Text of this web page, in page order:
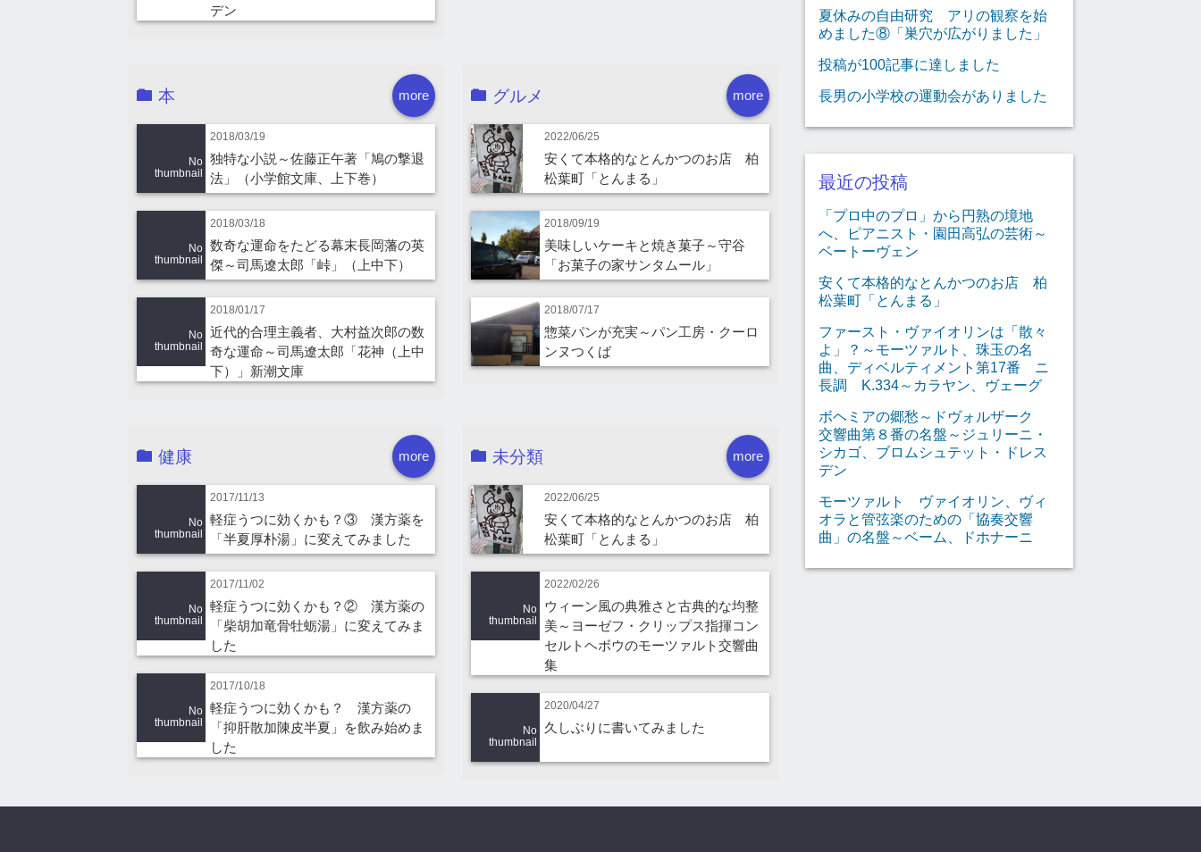
デン
more
本
No
thumbnail
2018/03/19
独特な小説～佐藤正午著「鳩の撃退
法」（小学館文庫、上下巻）
No
thumbnail
2018/03/18
数奇な運命をたどる幕末長岡藩の英
傑～司馬遼太郎「峠」（上中下）
No
thumbnail
2018/01/17
近代的合理主義者、大村益次郎の数
奇な運命～司馬遼太郎「花神（上中
下）」新潮文庫
more
グルメ
2022/06/25
安くて本格的なとんかつのお店 柏
松葉町「とんまる」
2018/09/19
美味しいケーキと焼き菓子～守谷
「お菓子の家サンタムール」
2018/07/17
惣菜パンが充実～パン工房・クーロ
ンヌつくば
more
健康
No
thumbnail
2017/11/13
軽症うつに効くかも？③ 漢方薬を
「半夏厚朴湯」に変えてみました
No
thumbnail
2017/11/02
軽症うつに効くかも？② 漢方薬の
「柴胡加竜骨牡蛎湯」に変えてみま
した
No
thumbnail
2017/10/18
軽症うつに効くかも？ 漢方薬の
「抑肝散加陳皮半夏」を飲み始めま
した
more
未分類
2022/06/25
安くて本格的なとんかつのお店 柏
松葉町「とんまる」
No
thumbnail
2022/02/26
ウィーン風の典雅さと古典的な均整
美～ヨーゼフ・クリップス指揮コン
セルトヘボウのモーツァルト交響曲
集
No
thumbnail
2020/04/27
久しぶりに書いてみました
夏休みの自由研究 アリの観察を始
めました⑧「巣穴が広がりました」
投稿が100記事に達しました
長男の小学校の運動会がありました
最近の投稿
「プロ中のプロ」から円熟の境地
へ、ピアニスト・園田高弘の芸術～
ベートーヴェン
安くて本格的なとんかつのお店 柏
松葉町「とんまる」
ファースト・ヴァイオリンは「散々
よ」？～モーツァルト、珠玉の名
曲、ディベルティメント第17番 ニ
長調 K.334～カラヤン、ヴェーグ
ボヘミアの郷愁～ドヴォルザーク
交響曲第８番の名盤～ジュリーニ・
シカゴ、ブロムシュテット・ドレス
デン
モーツァルト ヴァイオリン、ヴィ
オラと管弦楽のための「協奏交響
曲」の名盤～ベーム、ドホナーニ